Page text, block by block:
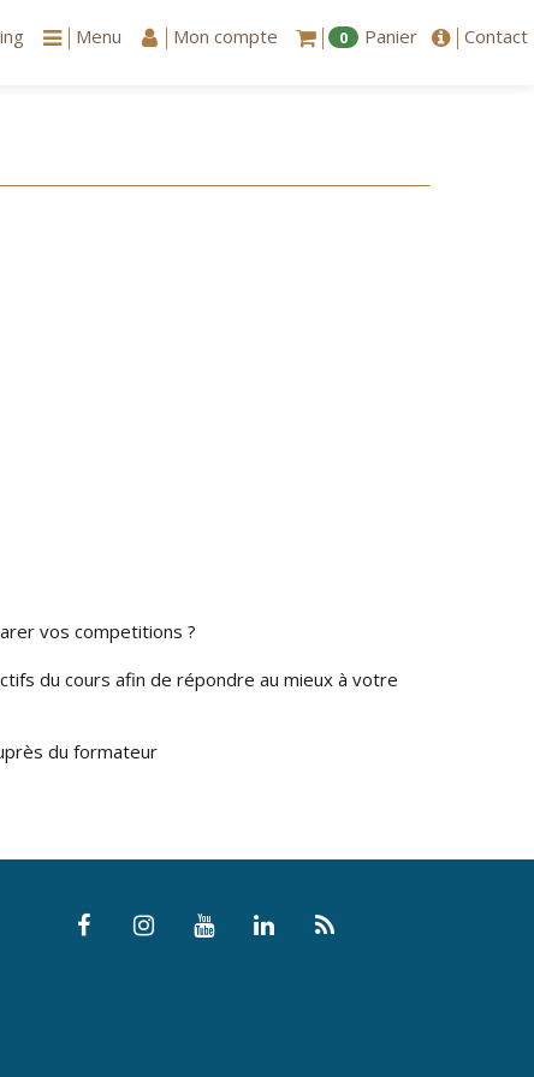
Menu Mon compte 0 Panier Contact
vos competitions ?
du cours afin de répondre au mieux à votre
du formateur